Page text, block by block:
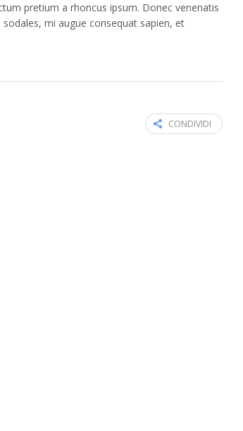
pretium a rhoncus ipsum. Donec venenatis
mi augue consequat sapien, et
CONDIVIDI